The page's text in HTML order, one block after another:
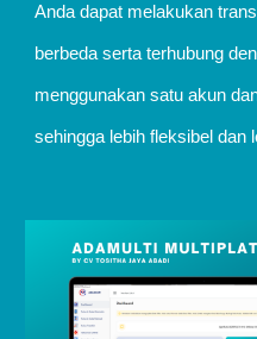
Anda dapat melakukan
berbeda serta terhubung
menggunakan satu akun
sehingga lebih fleksibel dan